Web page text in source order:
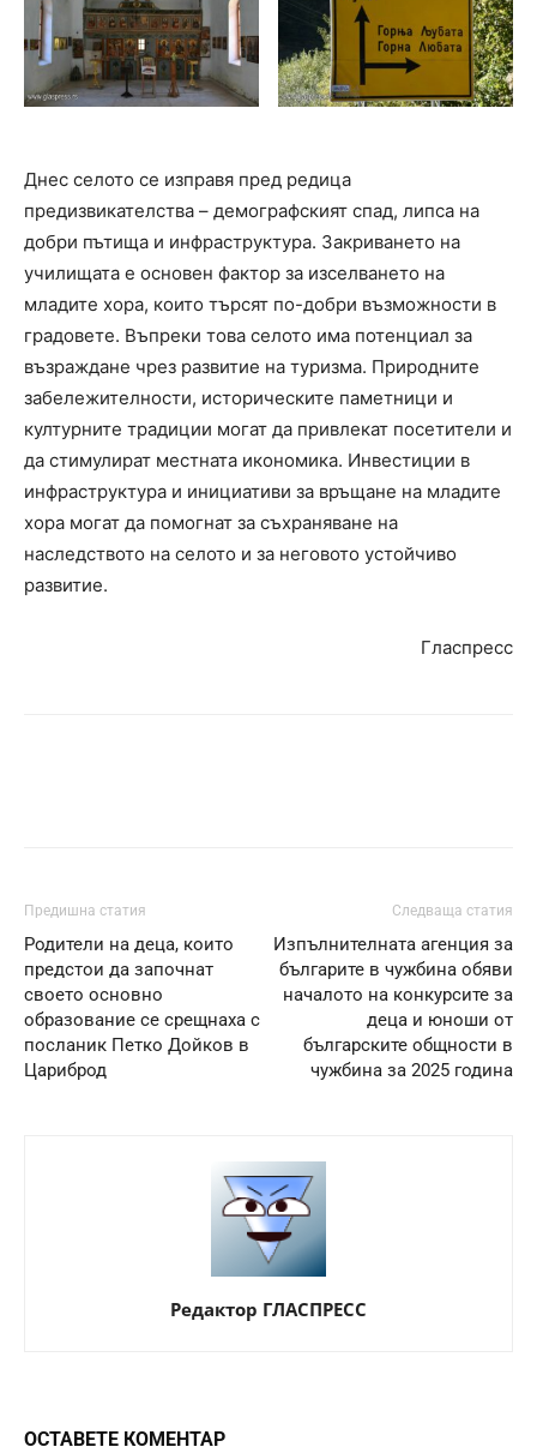
Днес селото се изправя пред редица
предизвикателства – демографският спад, липса на
добри пътища и инфраструктура. Закриването на
училищата е основен фактор за изселването на
младите хора, които търсят по-добри възможности в
градовете. Въпреки това селото има потенциал за
възраждане чрез развитие на туризма. Природните
забележителности, историческите паметници и
културните традиции могат да привлекат посетители и
да стимулират местната икономика. Инвестиции в
инфраструктура и инициативи за връщане на младите
хора могат да помогнат за съхраняване на
наследството на селото и за неговото устойчиво
развитие.
Гласпресс
Предишна статия
Родители на деца, които
предстои да започнат
своето основно
образование се срещнаха с
посланик Петко Дойков в
Цариброд
Следваща статия
Изпълнителната агенция за
българите в чужбина обяви
началото на конкурсите за
деца и юноши от
българските общности в
чужбина за 2025 година
Редактор ГЛАСПРЕСС
ОСТАВЕТЕ КОМЕНТАР